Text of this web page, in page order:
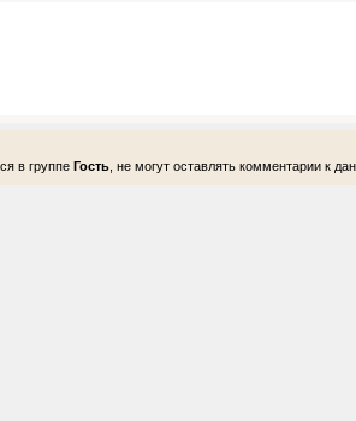
в группе Гость, не могут оставлять комментарии к